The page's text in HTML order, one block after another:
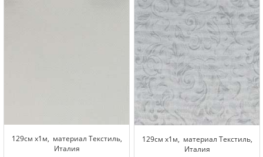
129см x1м, материал Текстиль,
Италия
129см x1м, материал Текстиль,
Италия